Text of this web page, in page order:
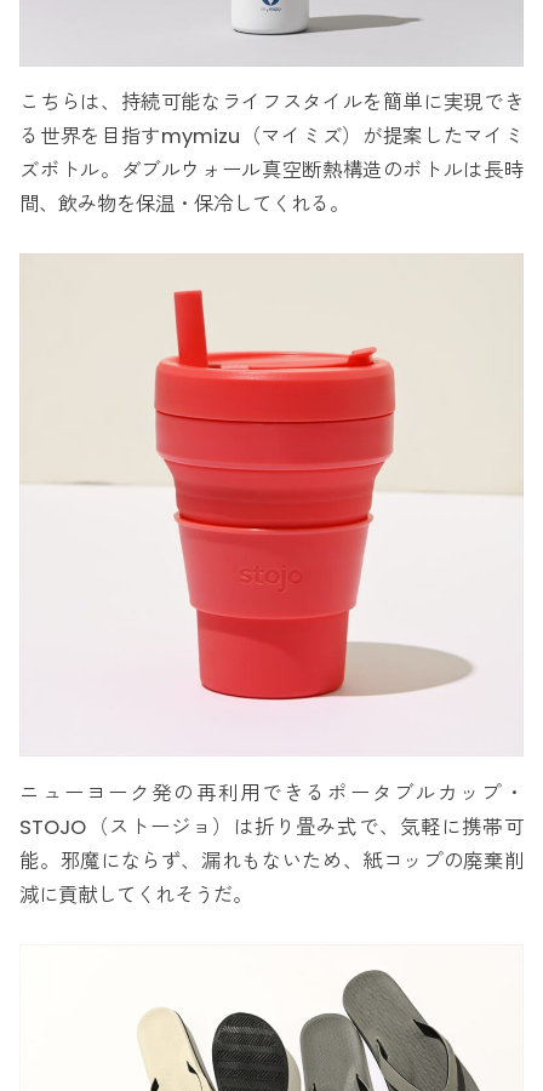
こちらは、持続可能なライフスタイルを簡単に実現でき
る世界を目指すmymizu（マイミズ）が提案したマイミ
ズボトル。ダブルウォール真空断熱構造のボトルは長時
間、飲み物を保温・保冷してくれる。
ニューヨーク発の再利用できるポータブルカップ・
STOJO（ストージョ）は折り畳み式で、気軽に携帯可
能。邪魔にならず、漏れもないため、紙コップの廃棄削
減に貢献してくれそうだ。